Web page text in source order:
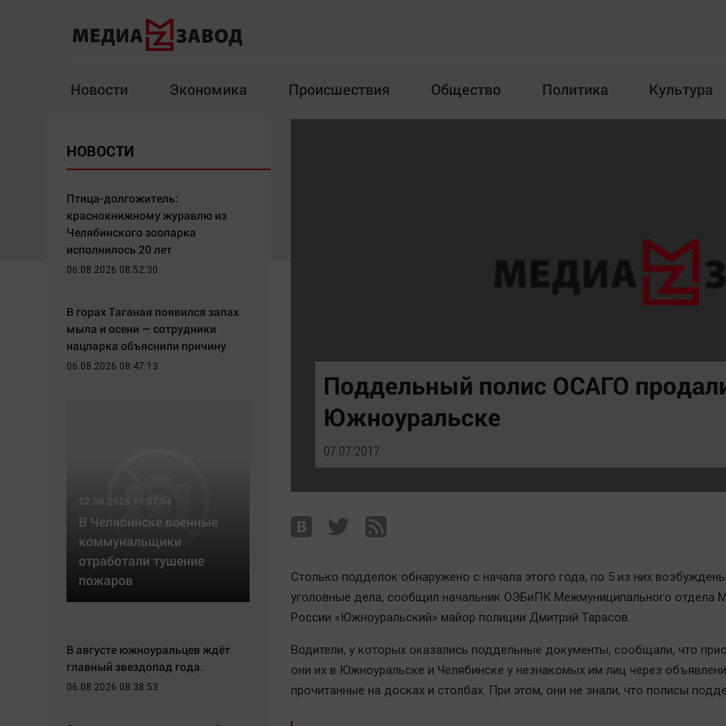
Новости Экономика Происшествия Общество Политика Культура
Здоровье
Архив
Общество
Политика
Экономика
Технологии
Отраслевые темы
Медиаграмотность
Челябинск космический
Другие рубрики
English version
Online-консультация
Вкусное
ЖКХ
Интервью
Поддельный полис ОСАГО
Южноуральске
07.07.2017
Столько подделок обнаружено с начала этого года, по 5 из них возбуждены
уголовные дела, сообщил начальник ОЭБиПК Межмуниципального отдела
России «Южноуральский» майор полиции Дмитрий Тарасов.
Водители, у которых оказались поддельные документы, сообщали, что
они их в Южноуральске и Челябинске у незнакомых им лиц через
прочитанные на досках и столбах. При этом, они не знали, что полисы
НОВОСТИ
Птица-долгожитель:
краснокнижному журавлю из
Челябинского зоопарка
исполнилось 20 лет
06.08.2026 08:52:30
В горах Таганая появился запах
мыла и осени — сотрудники
нацпарка объяснили причину
06.08.2026 08:47:13
22.06.2026 15:57:04
В Челябинске военные
коммунальщики
отработали тушение
пожаров
В августе южноуральцев ждёт
главный звездопад года.
06.08.2026 08:38:53